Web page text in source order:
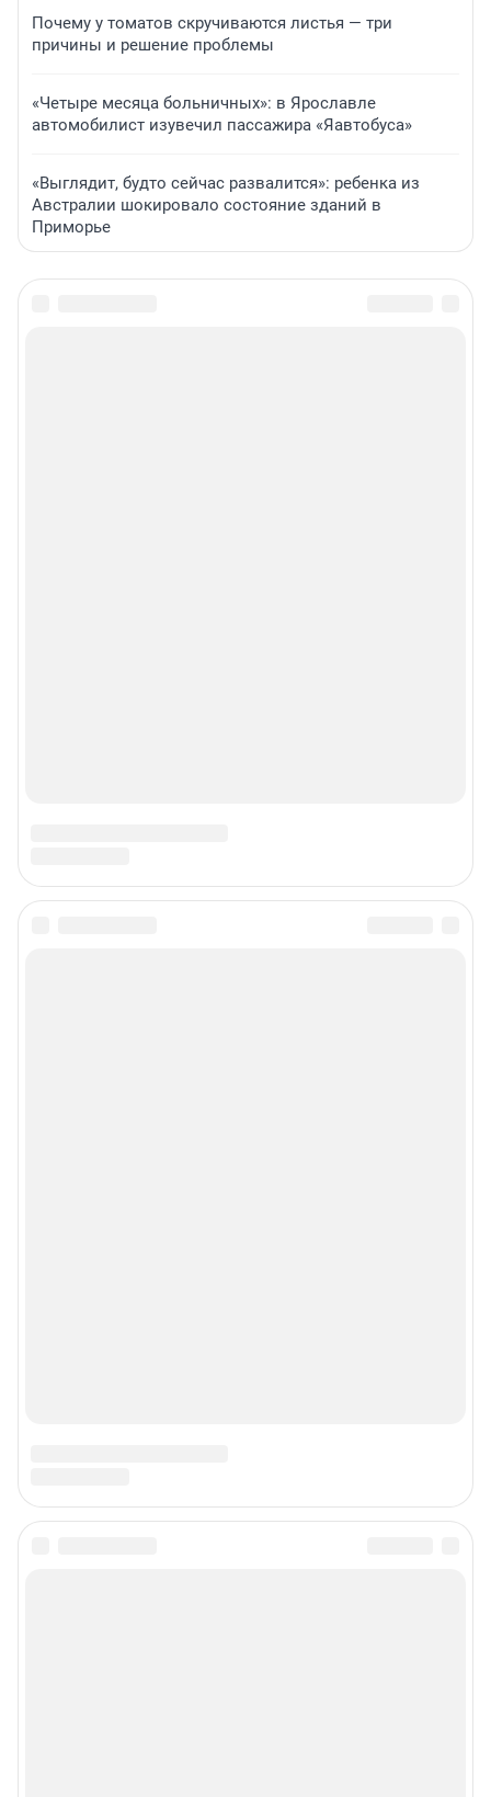
Почему у томатов скручиваются листья — три
причины и решение проблемы
«Четыре месяца больничных»: в Ярославле
автомобилист изувечил пассажира «Яавтобуса»
«Выглядит, будто сейчас развалится»: ребенка из
Австралии шокировало состояние зданий в
Приморье